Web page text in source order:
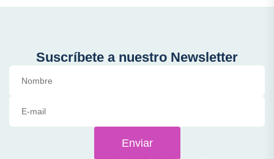
Suscríbete a nuestro Newsletter
Enviar